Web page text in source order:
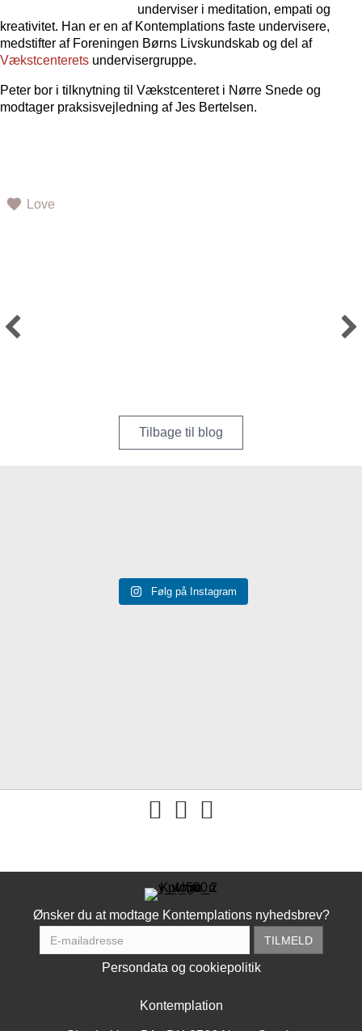
underviser i meditation, empati og
kreativitet. Han er en af Kontemplations faste undervisere,
medstifter af Foreningen Børns Livskundskab og del af
Vækstcenterets undervisergruppe.
Peter bor i tilknytning til Vækstcenteret i Nørre Snede og
modtager praksisvejledning af Jes Bertelsen.
Love
Tilbage til blog
Følg på Instagram
You tube
Ønsker du at modtage Kontemplations nyhedsbrev?
Persondata og cookiepolitik
Kontemplation